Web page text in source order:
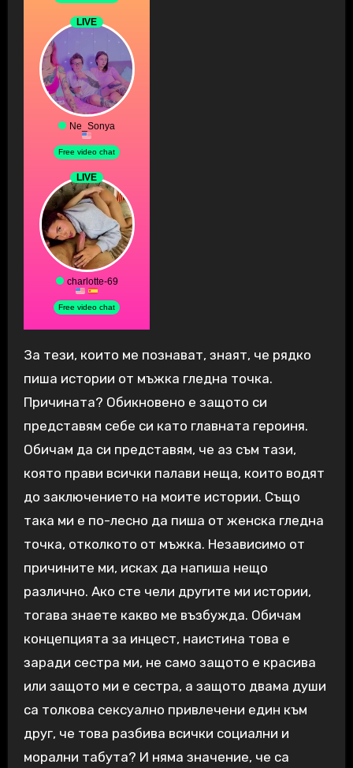
За тези, които ме познават, знаят, че рядко
пиша истории от мъжка гледна точка.
Причината? Обикновено е защото си
представям себе си като главната героиня.
Обичам да си представям, че аз съм тази,
която прави всички палави неща, които водят
до заключението на моите истории. Също
така ми е по-лесно да пиша от женска гледна
точка, отколкото от мъжка. Независимо от
причините ми, исках да напиша нещо
различно. Ако сте чели другите ми истории,
тогава знаете какво ме възбужда. Обичам
концепцията за инцест, наистина това е
заради сестра ми, не само защото е красива
или защото ми е сестра, а защото двама души
са толкова сексуално привлечени един към
друг, че това разбива всички социални и
морални табута? И няма значение, че са